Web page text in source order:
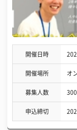
開催日時
開催場所 オ
募集人数
申込締切